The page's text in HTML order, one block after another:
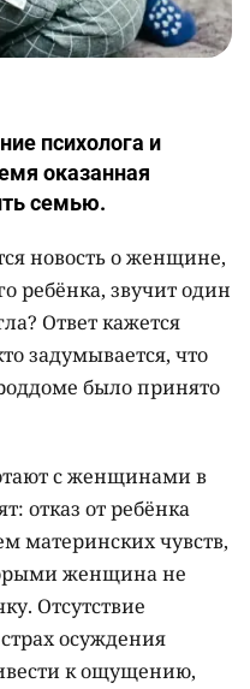
психолога и
оказанная
семью.
новость о женщине,
ребёнка, звучит один
Ответ кажется
задумывается, что
было принято
с женщинами в
отказ от ребёнка
материнских чувств,
женщина не
Отсутствие
осуждения
к ощущению,